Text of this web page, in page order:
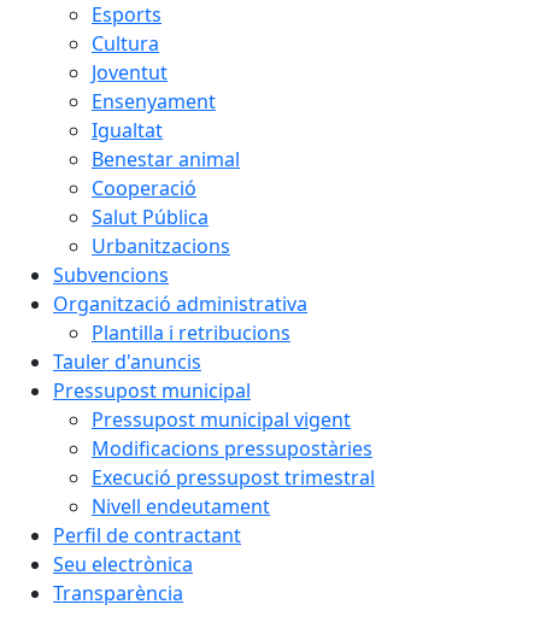
Esports
Cultura
Joventut
Ensenyament
Igualtat
Benestar animal
Cooperació
Salut Pública
Urbanitzacions
Subvencions
Organització administrativa
Plantilla i retribucions
Tauler d'anuncis
Pressupost municipal
Pressupost municipal vigent
Modificacions pressupostàries
Execució pressupost trimestral
Nivell endeutament
Perfil de contractant
Seu electrònica
Transparència